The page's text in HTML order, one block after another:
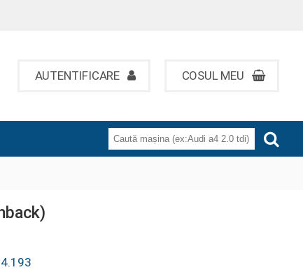
AUTENTIFICARE COSUL MEU